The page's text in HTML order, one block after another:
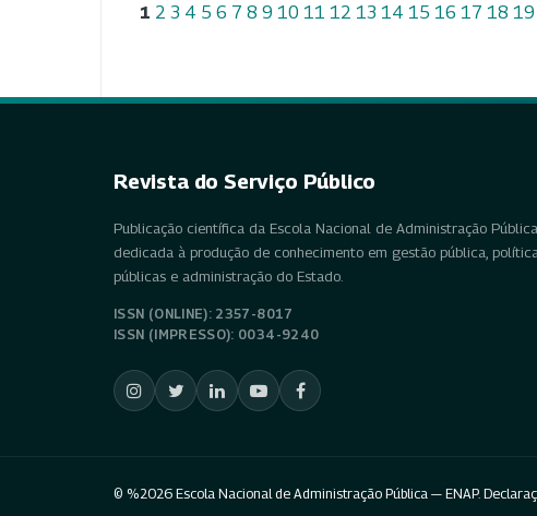
1 2 3 4 5 6 7 8 9 10 11 12 13 14 15 16 17 18 19
Revista do Serviço Público
Publicação científica da Escola Nacional de Administração Pública,
dedicada à produção de conhecimento em gestão pública,
públicas e administração do Estado.
ISSN (ONLINE): 2357-8017
ISSN (IMPRESSO): 0034-9240
© %2026 Escola Nacional de Administração Pública — ENAP.